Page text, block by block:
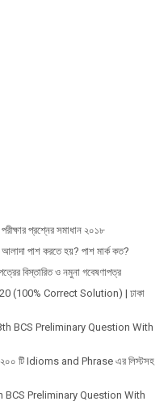
প্রশ্নের সমাধান ২০১৮
আলাদা পাশ করতে হয়? পাশ মার্ক কত?
বিস্তারিত ও নমুনা গবেষণাপত্র
(100% Correct Solution) | ঢাকা
13th BCS Preliminary Question With
২০০ টি Idioms and Phrase এর লিস্টসহ
43th BCS Preliminary Question With